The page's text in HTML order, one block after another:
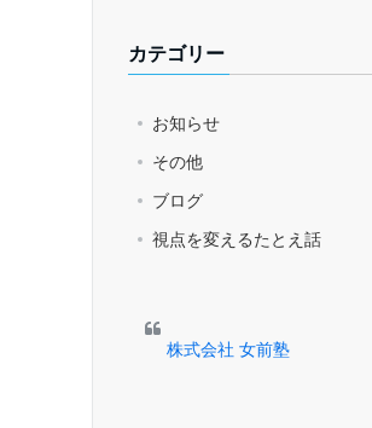
カテゴリー
お知らせ
その他
ブログ
視点を変えるたとえ話
株式会社 女前塾